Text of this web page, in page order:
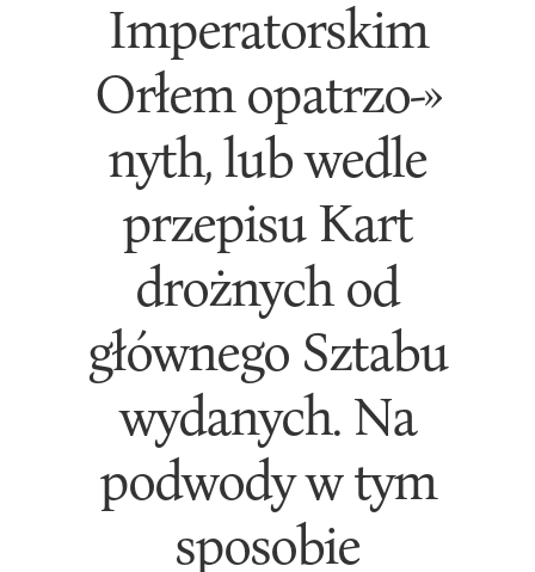
Imperatorskim
Orłem opatrzo-»
nyth, lub wedle
przepisu Kart
drożnych od
głównego Sztabu
wydanych. Na
podwody w tym
sposobie